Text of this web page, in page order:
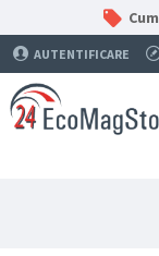
AUTENTIFICARE